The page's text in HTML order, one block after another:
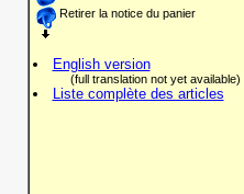
Retirer la notice du panier
English version
(full translation not yet available)
Liste complète des articles